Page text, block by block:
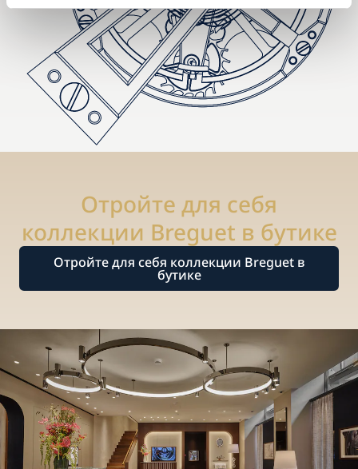
Отройте для себя
коллекции Breguet в бутике
Отройте для себя коллекции Breguet в
бутике